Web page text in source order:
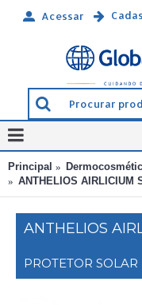
Acessar
Principal
ANTHELIOS AIRLICIUM
ANTHELIOS
PROTETOR SOLAR